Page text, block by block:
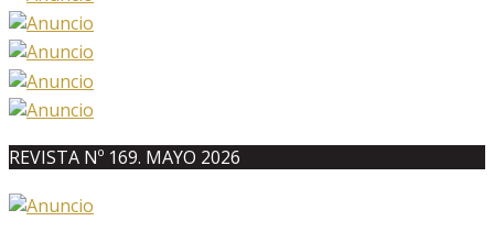
REVISTA Nº 169. MAYO 2026